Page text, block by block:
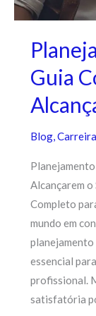
Guia
Blog,
Alcançarem
Completo
mundo em
essencial
profissional.
satisfatória